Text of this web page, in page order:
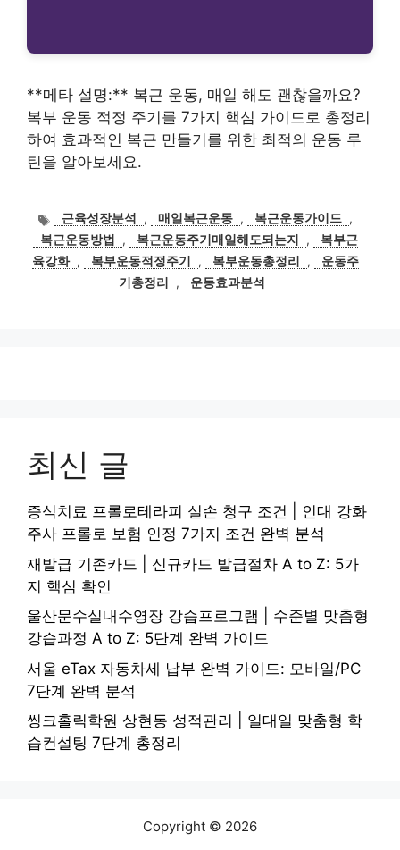
**메타 설명:** 복근 운동, 매일 해도 괜찮을까요?
복부 운동 적정 주기를 7가지 핵심 가이드로 총정리
하여 효과적인 복근 만들기를 위한 최적의 운동 루
틴을 알아보세요.
태
그
근육성장분석 , 매일복근운동 , 복근운동가이드 ,
복근운동방법
, 복근운동주기매일해도되는지 ,
복부근
육강화 , 복부운동적정주기 , 복부운동총정리 ,
운동주
기총정리
, 운동효과분석
최신 글
증식치료 프롤로테라피 실손 청구 조건 | 인대 강화
주사 프롤로 보험 인정 7가지 조건 완벽 분석
재발급 기존카드 | 신규카드 발급절차 A to Z: 5가
지 핵심 확인
울산문수실내수영장 강습프로그램 | 수준별 맞춤형
강습과정 A to Z: 5단계 완벽 가이드
서울 eTax 자동차세 납부 완벽 가이드: 모바일/PC
7단계 완벽 분석
씽크홀릭학원 상현동 성적관리 | 일대일 맞춤형 학
습컨설팅 7단계 총정리
Copyright © 2026